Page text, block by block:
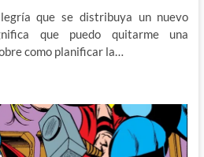
que se distribuya un nuevo
que puedo quitarme una
como planificar la…